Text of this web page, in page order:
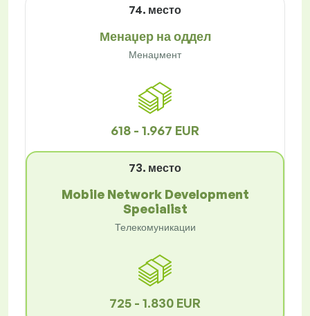
74. место
Менаџер на оддел
Менаџмент
618 - 1.967 EUR
73. место
Mobile Network Development
Specialist
Телекомуникации
725 - 1.830 EUR